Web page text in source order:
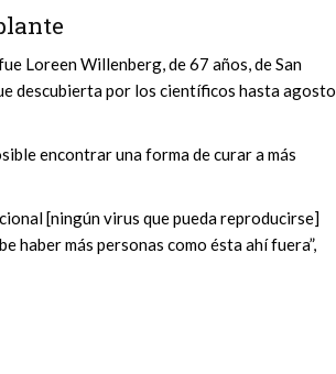
Loreen Willenberg, de 67 años, de San
descubierta por los científicos hasta agosto
encontrar una forma de curar a más
[ningún virus que pueda reproducirse]
haber más personas como ésta ahí fuera”,